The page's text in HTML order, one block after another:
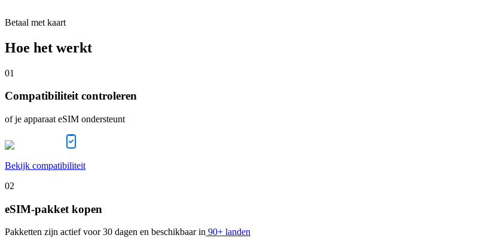
Betaal met kaart
Hoe het werkt
01
Compatibiliteit controleren
of je apparaat eSIM ondersteunt
Bekijk compatibiliteit
02
eSIM-pakket kopen
Pakketten zijn actief voor 30 dagen en beschikbaar in 90+ landen